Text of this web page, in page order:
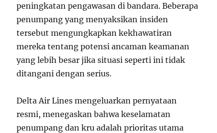
peningkatan pengawasan di bandara. Beberapa
penumpang yang menyaksikan insiden
tersebut mengungkapkan kekhawatiran
mereka tentang potensi ancaman keamanan
yang lebih besar jika situasi seperti ini tidak
ditangani dengan serius.
Delta Air Lines mengeluarkan pernyataan
resmi, menegaskan bahwa keselamatan
penumpang dan kru adalah prioritas utama